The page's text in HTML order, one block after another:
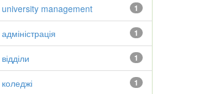
1
university management
1
адміністрація
1
відділи
1
коледжі